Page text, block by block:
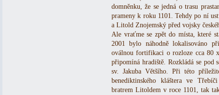
domněnku, že se jedná o trasu
prameny k roku 1101. Tehdy po ní
a Litold Znojemský před vojsky
Ale vraťme se zpět do místa, které
2001 bylo náhodně lokalisováno
oválnou fortifikaci o rozloze cca 80
připomíná hradiště. Rozkládá se pod
sv. Jakuba Většího. Při této
benediktinského kláštera ve
bratrem Litoldem v roce 1101, tak